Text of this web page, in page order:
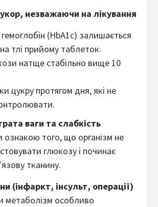
незважаючи на лікування
(HbA1c) залишається
тлі прийому таблеток.
натще стабільно вище 10
цукру протягом дня, які не
ваги та слабкість
того, що організм не
глюкозу і починає
тканину.
(інфаркт, інсульт, операції)
метаболізм особливо